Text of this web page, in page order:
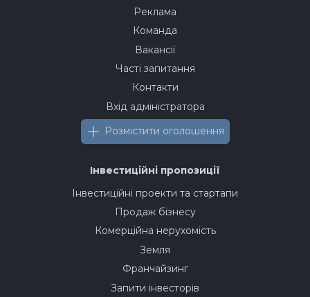
Реклама
Команда
Вакансії
Часті запитання
Контакти
Вхід адміністратора
Розмістити оголошення
Інвестиційні пропозиції
Інвестиційні проекти та стартапи
Продаж бізнесу
Комерційна нерухомість
Земля
Франчайзинг
Запити інвесторів